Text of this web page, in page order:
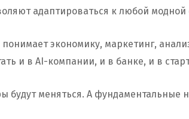
адаптироваться к любой модной
понимает экономику, маркетинг,
и в AI-компании, и в банке, и в
будут меняться. А фундаментальные